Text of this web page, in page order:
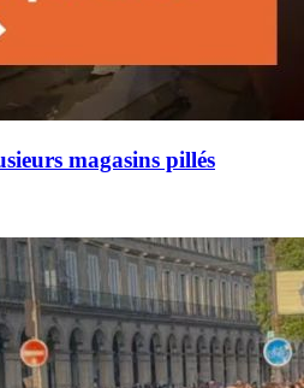
magasins pillés